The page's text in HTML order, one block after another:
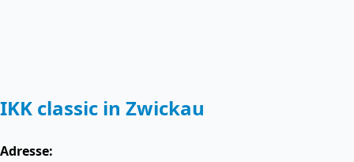
IKK classic in Zwickau
Adresse: